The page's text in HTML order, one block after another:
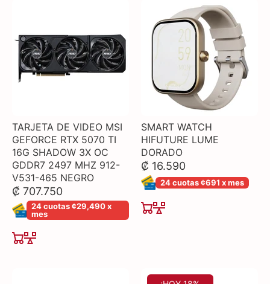
TARJETA DE VIDEO MSI
GEFORCE RTX 5070 TI
16G SHADOW 3X OC
GDDR7 2497 MHZ 912-
V531-465 NEGRO
₡ 707.750
24 cuotas ¢29,490 x
mes
SMART WATCH
HIFUTURE LUME
DORADO
₡ 16.590
24 cuotas ¢691 x mes